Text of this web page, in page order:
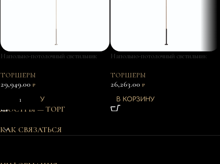
Напольно-потолочный светильник
ТОРШЕРЫ
29,949.00 ₽
В КОРЗИНУ
Напольно-потолочный светильник
ТОРШЕРЫ
26,263.00 ₽
В КОРЗИНУ
ЛЮСТРЫ — ТОРГ
КАК СВЯЗАТЬСЯ